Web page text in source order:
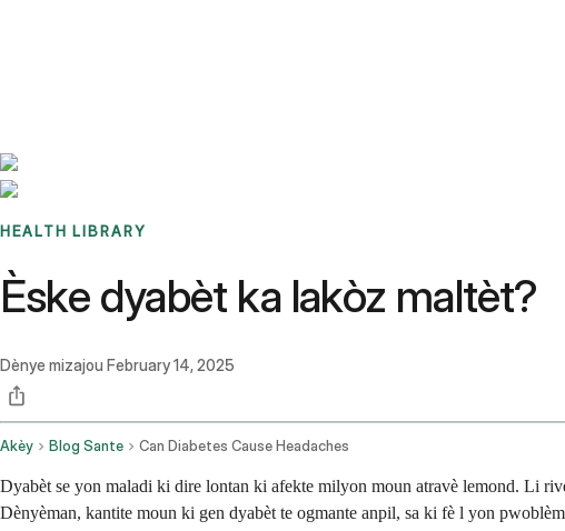
HEALTH LIBRARY
Èske dyabèt ka lakòz maltèt?
Dènye mizajou February 14, 2025
Akèy Blog Sante Can Diabetes Cause Headaches
Dyabèt se yon maladi ki dire lontan ki afekte milyon moun atravè lemond. Li
Dènyèman, kantite moun ki gen dyabèt te ogmante anpil, sa ki fè l yon pwoblèm